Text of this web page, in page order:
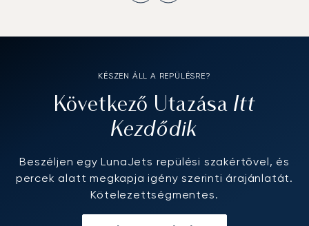
KÉSZEN ÁLL A REPÜLÉSRE?
Következő Utazása Itt
Kezdődik
Beszéljen egy LunaJets repülési szakértővel, és
percek alatt megkapja igény szerinti árajánlatát.
Kötelezettségmentes.